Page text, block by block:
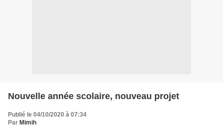
Nouvelle année scolaire, nouveau projet
Publié le 04/10/2020 à 07:34
Par Mimih